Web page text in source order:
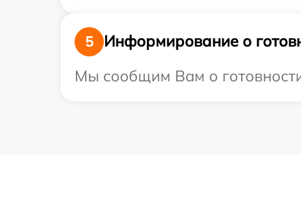
5
Информирование о
Мы сообщим Вам о